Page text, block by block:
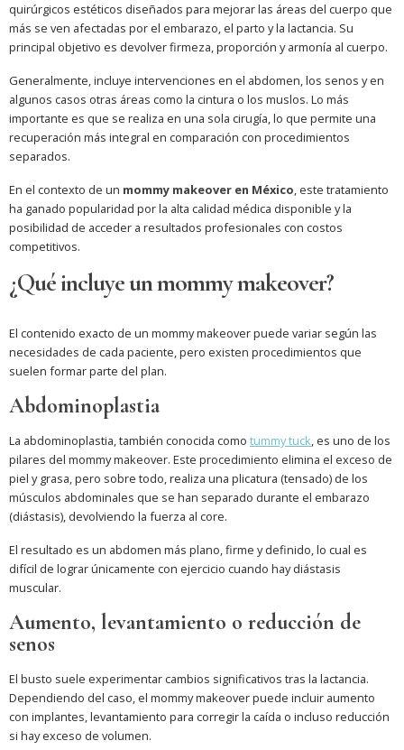
quirúrgicos estéticos diseñados para mejorar las áreas del cuerpo que
más se ven afectadas por el embarazo, el parto y la lactancia. Su
principal objetivo es devolver firmeza, proporción y armonía al cuerpo.
Generalmente, incluye intervenciones en el abdomen, los senos y en
algunos casos otras áreas como la cintura o los muslos. Lo más
importante es que se realiza en una sola cirugía, lo que permite una
recuperación más integral en comparación con procedimientos
separados.
En el contexto de un mommy makeover en México, este tratamiento
ha ganado popularidad por la alta calidad médica disponible y la
posibilidad de acceder a resultados profesionales con costos
competitivos.
¿Qué incluye un mommy makeover?
El contenido exacto de un mommy makeover puede variar según las
necesidades de cada paciente, pero existen procedimientos que
suelen formar parte del plan.
Abdominoplastia
La abdominoplastia, también conocida como tummy tuck, es uno de los
pilares del mommy makeover. Este procedimiento elimina el exceso de
piel y grasa, pero sobre todo, realiza una plicatura (tensado) de los
músculos abdominales que se han separado durante el embarazo
(diástasis), devolviendo la fuerza al core.
El resultado es un abdomen más plano, firme y definido, lo cual es
difícil de lograr únicamente con ejercicio cuando hay diástasis
muscular.
Aumento, levantamiento o reducción de
senos
El busto suele experimentar cambios significativos tras la lactancia.
Dependiendo del caso, el mommy makeover puede incluir aumento
con implantes, levantamiento para corregir la caída o incluso reducción
si hay exceso de volumen.